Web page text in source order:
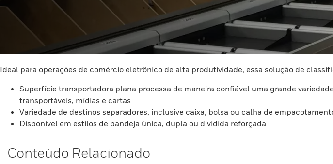
Ideal para operações de comércio eletrônico de alta produtividade, essa solução de
Superfície transportadora plana processa de maneira confiável uma grande
transportáveis, mídias e cartas
Variedade de destinos separadores, inclusive caixa, bolsa ou calha de
Disponível em estilos de bandeja única, dupla ou dividida reforçada
Conteúdo Relacionado